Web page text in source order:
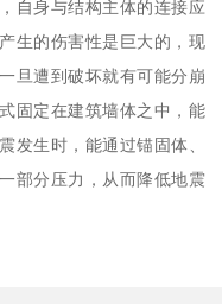
自身与结构主体的连接应
生的伤害性是巨大的，现
旦遭到破坏就有可能分崩
固定在建筑墙体之中，能
发生时，能通过锚固体、
部分压力，从而降低地震